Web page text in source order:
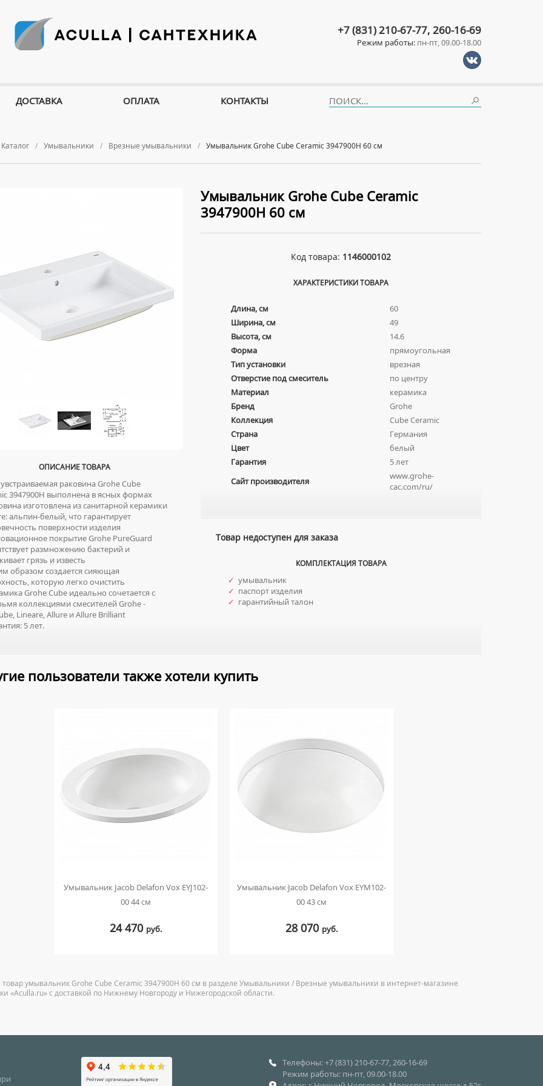
Каталог Умывальники Врезные умывальники Умывальник Grohe Cube Ceramic 3947900H 60 см
ОПИСАНИЕ ТОВАРА
раковина Grohe Cube
3947900H выполнена в ясных формах
изготовлена из санитарной керамики
альпин-белый, что гарантирует
поверхности изделия
покрытие Grohe PureGuard
размножению бактерий и
грязь и известь
образом создается сияющая
которую легко очистить
Grohe Cube идеально сочетается с
коллекциями смесителей Grohe -
Lineare, Allure и Allure Brilliant
5 лет.
Умывальник Grohe Cube Ceramic
3947900H 60 см
Код товара: 1146000102
ХАРАКТЕРИСТИКИ ТОВАРА
Длина, см
60
Ширина, см
49
Высота, см
14.6
Форма
прямоугольная
Тип установки
врезная
Отверстие под смеситель
по центру
Материал
керамика
Бренд
Grohe
Коллекция
Cube Ceramic
Страна
Германия
Цвет
белый
Гарантия
5 лет
Сайт производителя
www.grohe-
cac.com/ru/
Товар недоступен для заказа
КОМПЛЕКТАЦИЯ ТОВАРА
✓ умывальник
✓ паспорт изделия
✓ гарантийный талон
пользователи также хотели купить
Умывальник Jacob Delafon Vox EYJ102-
00 44 см
24 470 руб.
Умывальник Jacob Delafon Vox EYM102-
00 43 см
28 070 руб.
товар умывальник Grohe Cube Ceramic 3947900H 60 см в разделе Умывальники / Врезные умывальники в интернет-магазине
«Aculla.ru» с доставкой по Нижнему Новгороду и Нижегородской области.
Телефоны: +7 (831) 210-67-77, 260-16-69
Режим работы: пн-пт, 09.00-18.00
+7 (831) 210-67-77, 260-16-69
Режим работы: пн-пт, 09.00-18.00
ДОСТАВКА ОПЛАТА КОНТАКТЫ